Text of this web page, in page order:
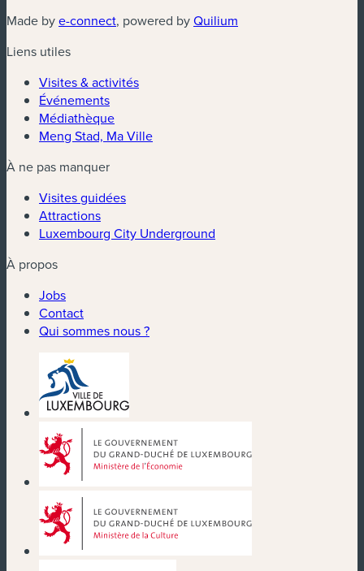
Made bye-connect(nouvelle fenêtre)
, powered byQuilium
Liens utiles
Visites & activités
Événements
Médiathèque
Meng Stad, Ma Ville
À ne pas manquer
Visites guidées
Attractions
Luxembourg City Underground
À propos
Jobs
Contact
Qui sommes nous ?